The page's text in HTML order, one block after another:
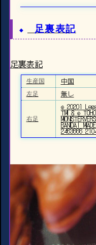
足裏表記
足裏表記
生産国 中国
左足 無し
右足
© 20201
TM & ©
BANDAI
2463666